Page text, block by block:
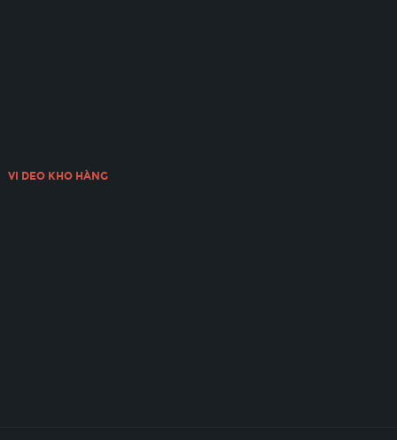
VI DEO KHO HÀNG